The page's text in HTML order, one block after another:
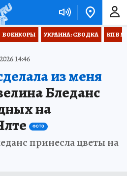
ВОЕНКОРЫ УКРАИНА: СВОДКА КП В
14:46
из меня
Бледанс
на
ФОТО
принесла цветы на